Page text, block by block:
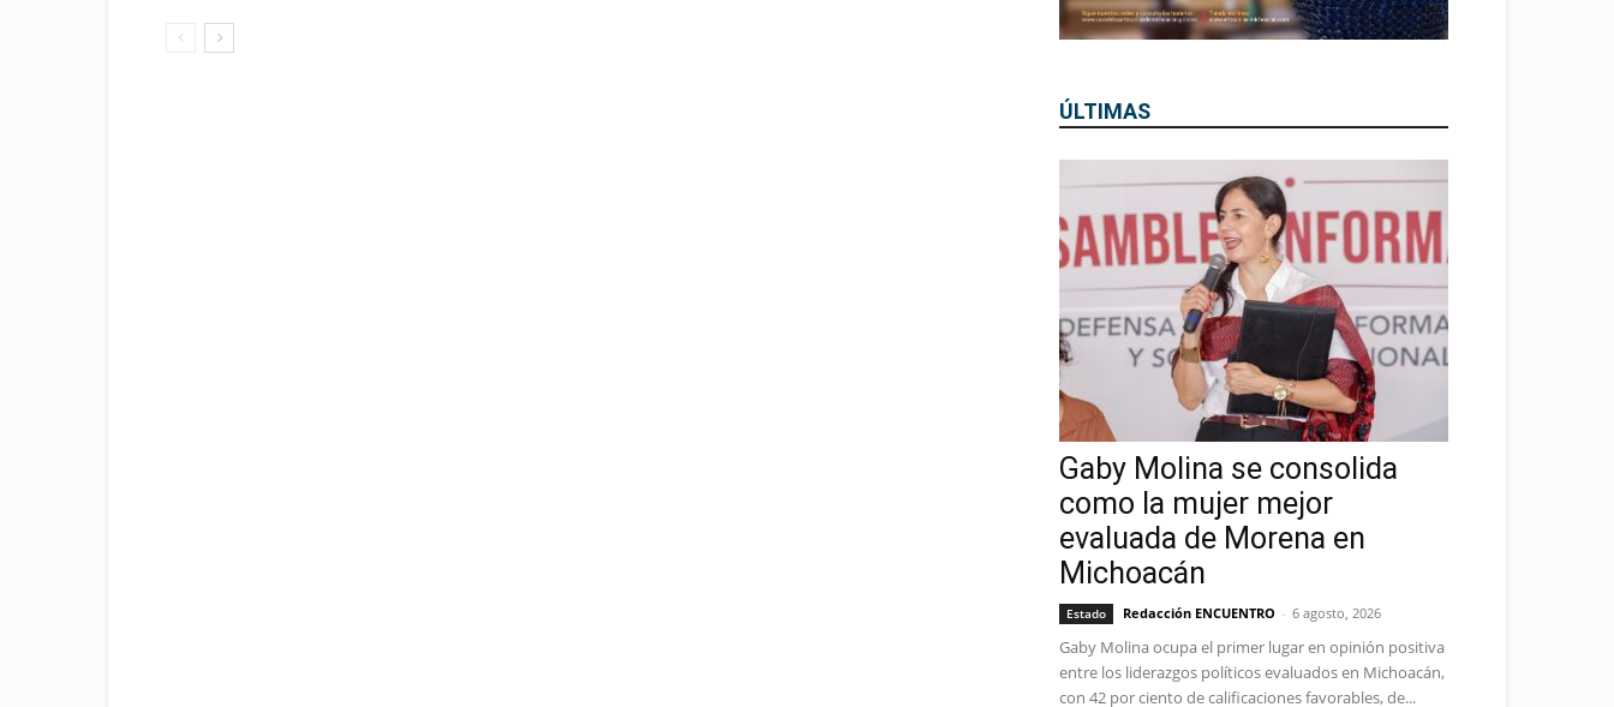
ÚLTIMAS
Gaby Molina se consolida
como la mujer mejor
evaluada de Morena en
Michoacán
Estado Redacción ENCUENTRO - 6 agosto, 2026
Gaby Molina ocupa el primer lugar en opinión positiva
entre los liderazgos políticos evaluados en Michoacán,
con 42 por ciento de calificaciones favorables, de...